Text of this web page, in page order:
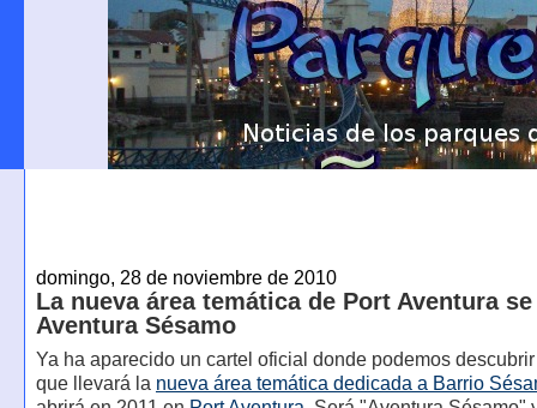
domingo, 28 de noviembre de 2010
La nueva área temática de Port Aventura
Aventura Sésamo
Ya ha aparecido un cartel oficial donde podemos
que llevará la nueva área temática dedicada a Barrio